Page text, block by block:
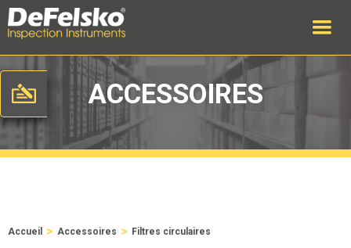
ACCESSOIRES
Accueil > Accessoires > Filtres circulaires